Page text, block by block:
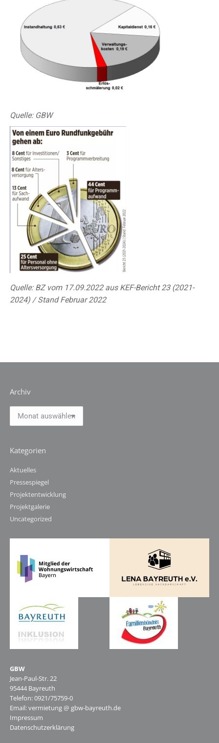
Quelle: GBW
Quelle: BZ vom 17.09.2022 aus KEF-Bericht 23 (2021-
2024) / Stand Februar 2022
Archiv
Kategorien
Aktuelles
Pressespiegel
Projektentwicklung
Projektgalerie
Uncategorized
GBW
Jean-Paul-Str. 22
95444 Bayreuth
Telefon: 0921/75759-0
Email: vermietung @ gbw-bayreuth.de
Impressum
Datenschutzerklärung